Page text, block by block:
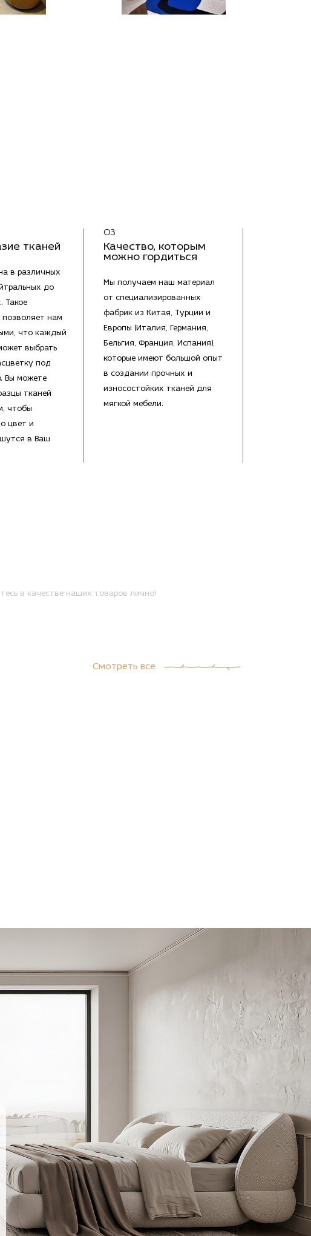
тканей
в различных
до
Такое
позволяет нам
что каждый
выбрать
под
Вы можете
тканей
чтобы
цвет и
в Ваш
03
Качество, которым
можно гордиться
Мы получаем наш материал
от специализированных
фабрик из Китая, Турции и
Европы (Италия, Германия,
Бельгия, Франция, Испания),
которые имеют большой опыт
в создании прочных и
износостойких тканей для
мягкой мебели.
в качестве наших товаров лично!
Смотреть все